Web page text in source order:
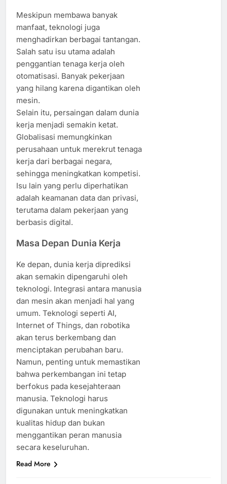
Meskipun membawa banyak
manfaat, teknologi juga
menghadirkan berbagai tantangan.
Salah satu isu utama adalah
penggantian tenaga kerja oleh
otomatisasi. Banyak pekerjaan
yang hilang karena digantikan oleh
mesin.
Selain itu, persaingan dalam dunia
kerja menjadi semakin ketat.
Globalisasi memungkinkan
perusahaan untuk merekrut tenaga
kerja dari berbagai negara,
sehingga meningkatkan kompetisi.
Isu lain yang perlu diperhatikan
adalah keamanan data dan privasi,
terutama dalam pekerjaan yang
berbasis digital.
Masa Depan Dunia Kerja
Ke depan, dunia kerja diprediksi
akan semakin dipengaruhi oleh
teknologi. Integrasi antara manusia
dan mesin akan menjadi hal yang
umum. Teknologi seperti AI,
Internet of Things, dan robotika
akan terus berkembang dan
menciptakan perubahan baru.
Namun, penting untuk memastikan
bahwa perkembangan ini tetap
berfokus pada kesejahteraan
manusia. Teknologi harus
digunakan untuk meningkatkan
kualitas hidup dan bukan
menggantikan peran manusia
secara keseluruhan.
Read More